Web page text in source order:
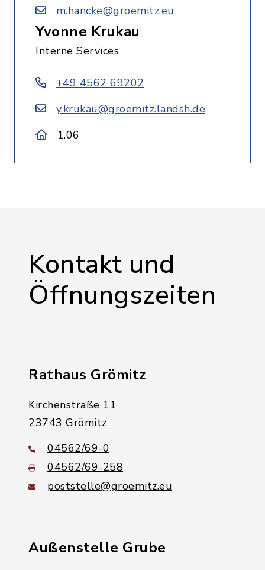
m.hancke@groemitz.eu
Yvonne Krukau
Interne Services
+49 4562 69202
y.krukau@groemitz.landsh.de
1.06
Kontakt und
Öffnungszeiten
Rathaus Grömitz
Kirchenstraße 11
23743 Grömitz
04562/69-0
04562/69-258
poststelle@groemitz.eu
Außenstelle Grube